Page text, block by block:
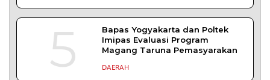
5
Bapas Yogyakarta dan Poltek
Imipas Evaluasi Program
Magang Taruna Pemasyarakan
DAERAH